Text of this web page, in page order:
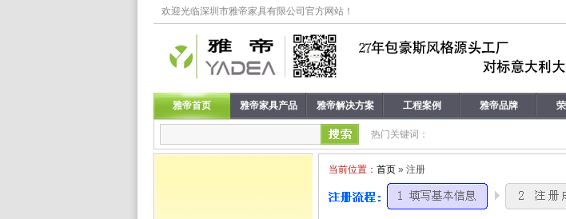
欢迎光临深圳市雅帝家具有限公司官方网站！
雅帝首页 雅帝家具产品 雅帝解决方案 工程案例 雅帝品牌
热门关键词：
当前位置： 首页 » 注册